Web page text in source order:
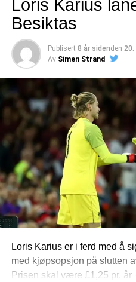
Loris Karius
Besiktas
Publisert 8 år sidenden
Av Simen Strand
Loris Karius er i ferd med å
med kjøpsopsjon på slutten
Prisen skal være £1,25 pr. år